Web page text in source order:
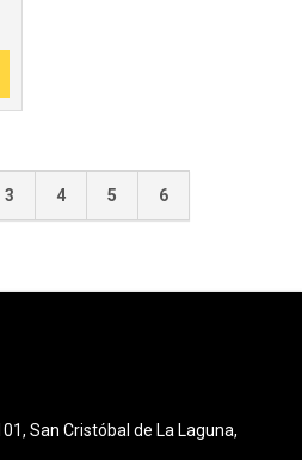
3 4 5 6
San Cristóbal de La Laguna,